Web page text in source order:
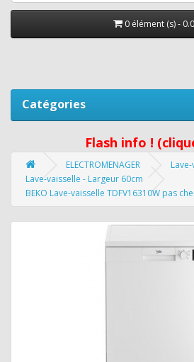
0 élément (s) -
Catégories
Flash info !
ELECTROMENAGER
Lave-vaisselle - Largeur 60cm
BEKO Lave-vaisselle TDFV16310W pas